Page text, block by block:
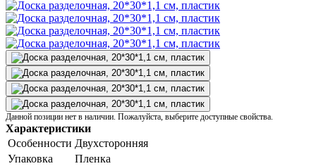
Данной позиции нет в наличии. Пожалуйста, выберите доступные свойства.
Характеристики
Особенности Двухсторонняя
Упаковка
Пленка